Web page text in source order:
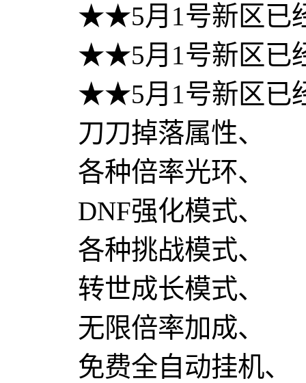
★★5月1号新区
★★5月1号新区
★★5月1号新区
刀刀掉落属性、
各种倍率光环、
DNF强化模式、
各种挑战模式、
转世成长模式、
无限倍率加成、
免费全自动挂机、